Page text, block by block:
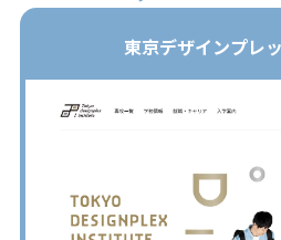
東京デザインプレ